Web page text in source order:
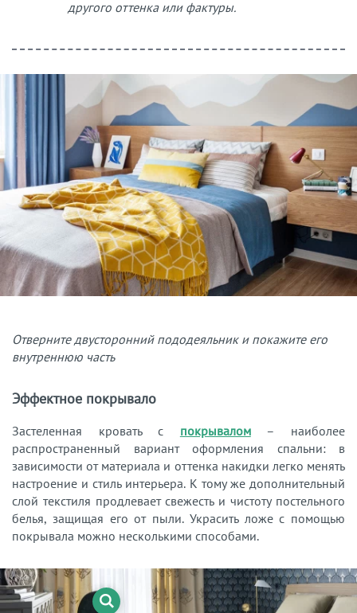
другого оттенка или фактуры.
Отверните двусторонний пододеяльник и покажите его
внутреннюю часть
Эффектное покрывало
Застеленная кровать с покрывалом– наиболее
распространенный вариант оформления спальни: в
зависимости от материала и оттенка накидки легко менять
настроение и стиль интерьера. К тому же дополнительный
слой текстиля продлевает свежесть и чистоту постельного
белья, защищая его от пыли. Украсить ложе с помощью
покрывала можно несколькими способами.